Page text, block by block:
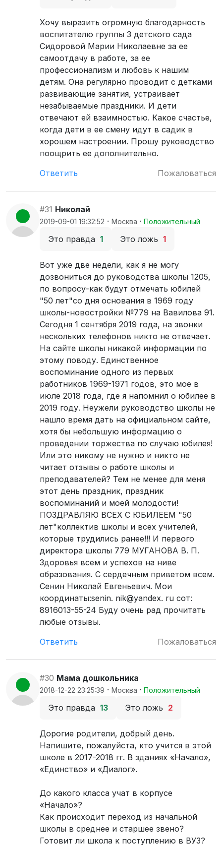
Хочу выразить огромную благодарность
воспитателю группы 3 детского сада
Сидоровой Марии Николаевне за ее
самоотдачу в работе, за ее
профессионализм и любовь к нашим
детям. Она регулярно проводит с детками
развивающие занятия, устраивает
незабываемые праздники. И дети
отвечают ей взаимностью. Какое счастье,
когда дети в ее смену идут в садик в
хорошем настроении. Прошу руководство
поощрить ее дополнительно.
Ответить
Пожаловаться
#31 Николай
2019-09-01 19:32:52 · Москва · Положительный
Это правда 1 Это ложь 1
Вот уже две недели, как я не могу
дозвониться до руководства школы 1205,
по вопросу-как будут отмечать юбилей
"50 лет"со дня основания в 1969 году
школы-новостройки №779 на Вавилова 91.
Сегодня 1 сентября 2019 года, на звонки
нескольких телефонов никто не отвечает.
На сайте школы никакой информации по
этому поводу. Единственное
воспоминание одного из первых
работников 1969-1971 годов, это мое в
июле 2018 года, где я напомнил о юбилее в
2019 году. Неужели руководство школы не
нашло время дать на официальном сайте,
хотя бы небольшую информацию о
проведении торжества по случаю юбилея!
Или это никому не нужно и никто не
читает отзывы о работе школы и
преподавателей? Тем не менее для меня
этот день праздник, праздник
воспоминаний и моей молодости!
ПОЗДРАВЛЯЮ ВСЕХ С ЮБИЛЕЕМ "50
лет"коллектив школы и всех учителей,
которые трудились ранее!!! И первого
директора школы 779 МУГАНОВА В. П.
Здоровья всем и успехов на ниве
образования. С сердечным приветом всем.
Сенин Николай Евгеньевич. Мои
координаты:senin. nik@yandex. ru сот:
8916013-55-24 Буду очень рад прочитать
любые отзывы.
Ответить
Пожаловаться
#30 Мама дошкольника
2018-12-22 23:25:39 · Москва · Положительный
Это правда 13 Это ложь 2
Дорогие родители, добрый день.
Напишите, пожалуйста, кто учится в этой
школе в 2017-2018 гг. В зданиях «Начало»,
«Единство» и «Диалог».
До какого класса учат в корпусе
«Начало»?
Как происходит переход из начальной
школы в среднее и старшее звено?
Готовит ли школа к поступлению в ВУЗ?